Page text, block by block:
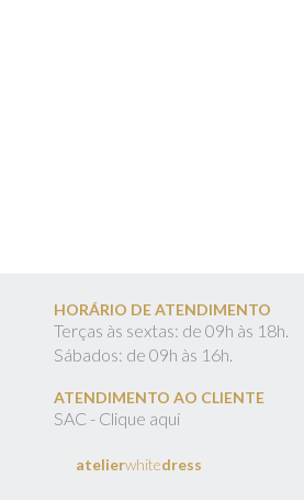
HORÁRIO DE ATENDIMENTO
Terças às sextas: de 09h às 18h.
Sábados: de 09h às 16h.
ATENDIMENTO AO CLIENTE
SAC - Clique aqui
atelierwhitedress